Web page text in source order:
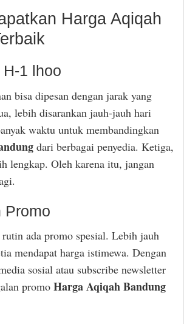
Harga Aqiqah
1 lhoo
bisa dipesan dengan jarak yang
lebih disarankan jauh-jauh hari
waktu untuk membandingkan
dari berbagai penyedia. Ketiga,
lengkap. Oleh karena itu, jangan
Promo
ada promo spesial. Lebih jauh
mendapat harga istimewa. Dengan
sosial atau subscribe newsletter
promo Harga Aqiqah Bandung